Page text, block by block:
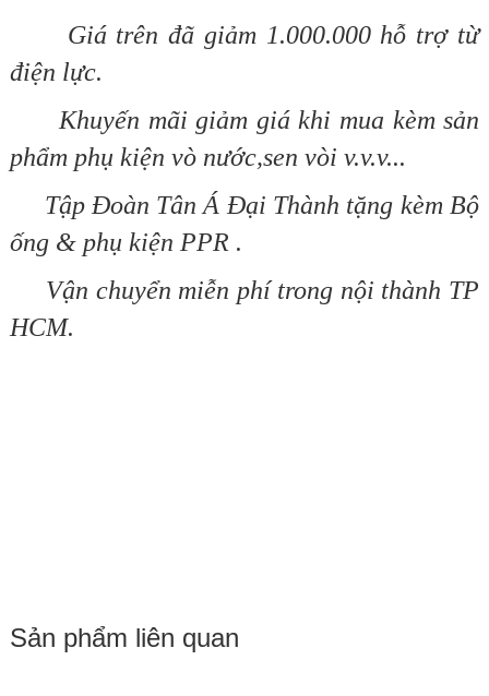
Giá trên đã giảm 1.000.000 hỗ trợ từ
điện lực.
Khuyến mãi giảm giá khi mua kèm sản
phẩm phụ kiện vò nước,sen vòi v.v.v...
Tập Đoàn Tân Á Đại Thành tặng kèm Bộ
ống & phụ kiện PPR .
Vận chuyển miễn phí trong nội thành TP
HCM.
Sản phẩm liên quan